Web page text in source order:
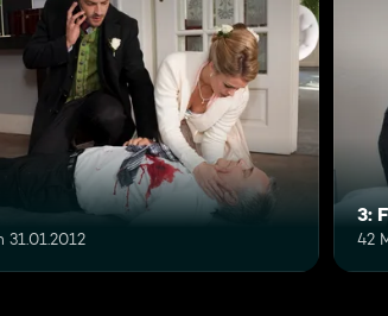
31.01.2012
3:
42